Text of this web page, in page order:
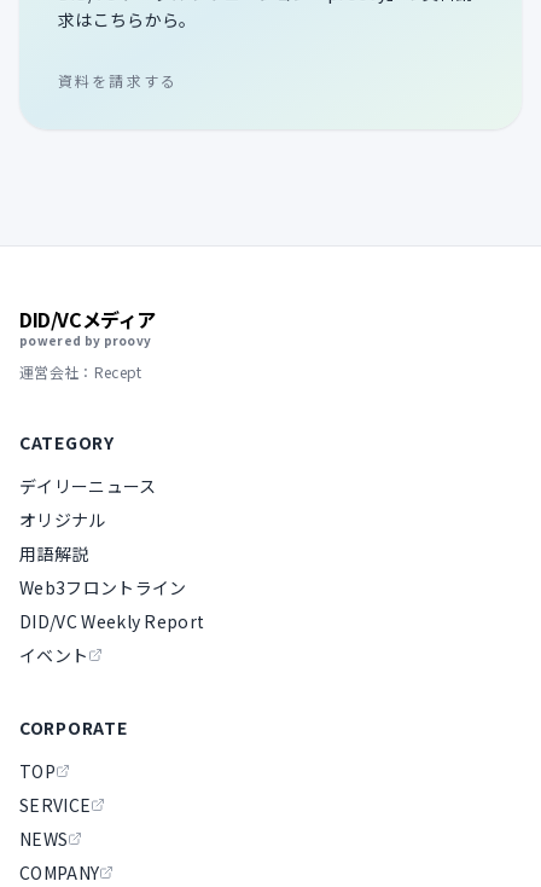
求はこちらから。
資料を請求する
DID/VCメディア
powered by proovy
運営会社：Recept
CATEGORY
デイリーニュース
オリジナル
用語解説
Web3フロントライン
DID/VC Weekly Report
イベント
CORPORATE
TOP
SERVICE
NEWS
COMPANY